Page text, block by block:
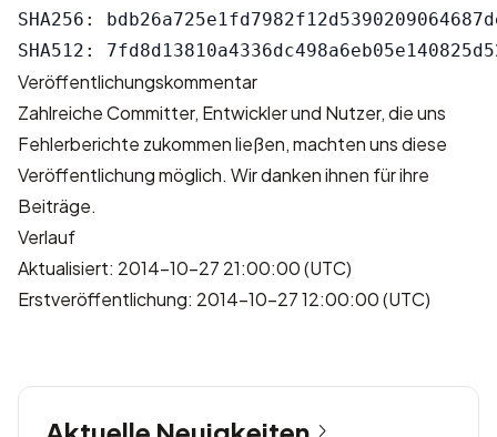
SHA256:
Veröffentlichungskommentar
Zahlreiche Committer, Entwickler und Nutzer, die uns
Fehlerberichte zukommen ließen, machten uns diese
Veröffentlichung möglich. Wir danken ihnen für ihre
Beiträge.
Verlauf
Aktualisiert: 2014-10-27 21:00:00 (UTC)
Erstveröffentlichung: 2014-10-27 12:00:00 (UTC)